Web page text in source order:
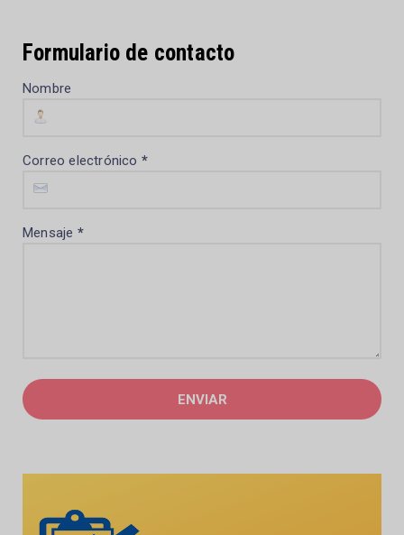
Formulario de contacto
Nombre
Correo electrónico *
Mensaje *